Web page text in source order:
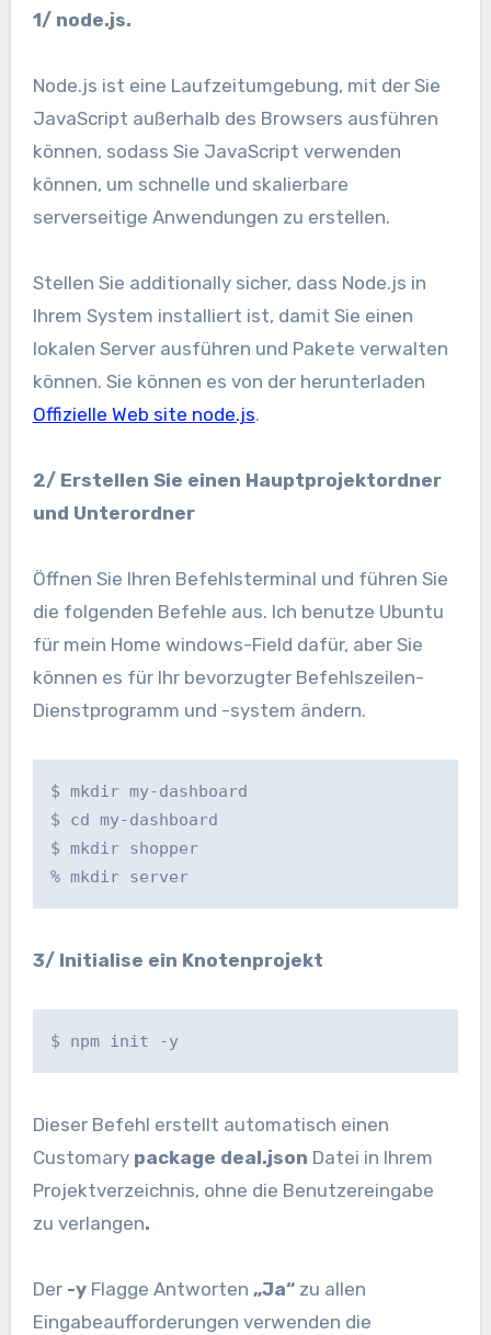
1/ node.js.
Node.js ist eine Laufzeitumgebung, mit der Sie
JavaScript außerhalb des Browsers ausführen
können, sodass Sie JavaScript verwenden
können, um schnelle und skalierbare
serverseitige Anwendungen zu erstellen.
Stellen Sie additionally sicher, dass Node.js in
Ihrem System installiert ist, damit Sie einen
lokalen Server ausführen und Pakete verwalten
können. Sie können es von der herunterladen
Offizielle Web site node.js.
2/ Erstellen Sie einen Hauptprojektordner
und Unterordner
Öffnen Sie Ihren Befehlsterminal und führen Sie
die folgenden Befehle aus. Ich benutze Ubuntu
für mein Home windows-Field dafür, aber Sie
können es für Ihr bevorzugter Befehlszeilen-
Dienstprogramm und -system ändern.
$ mkdir my-dashboard
$ cd my-dashboard
$ mkdir shopper
% mkdir server
3/ Initialise ein Knotenprojekt
$ npm init -y
Dieser Befehl erstellt automatisch einen
Customary package deal.json Datei in Ihrem
Projektverzeichnis, ohne die Benutzereingabe
zu verlangen.
Der-yFlagge Antworten „Ja“zu allen
Eingabeaufforderungen verwenden die